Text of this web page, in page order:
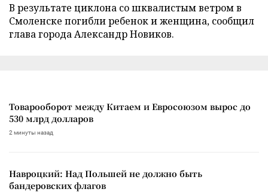
В результате циклона со шквалистым ветром в
Смоленске погибли ребенок и женщина, сообщил
глава города Александр Новиков.
Товарооборот между Китаем и Евросоюзом вырос до
530 млрд долларов
2 минуты назад
Навроцкий: Над Польшей не должно быть
бандеровских флагов